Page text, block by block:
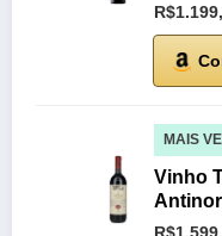
MAIS
Vinho